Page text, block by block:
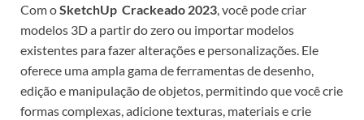
Com oSketchUp Crackeado 2023 , você pode criar
modelos 3D a partir do zero ou importar modelos
existentes para fazer alterações e personalizações. Ele
oferece uma ampla gama de ferramentas de desenho,
edição e manipulação de objetos, permitindo que você crie
formas complexas, adicione texturas, materiais e crie